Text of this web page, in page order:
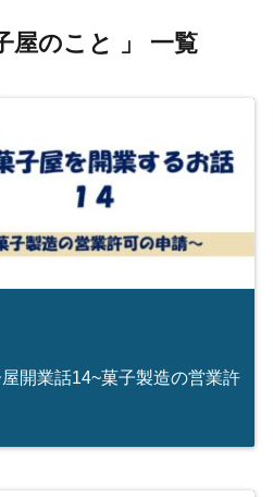
屋のこと 」 一覧
屋開業話14~菓子製造の営業許